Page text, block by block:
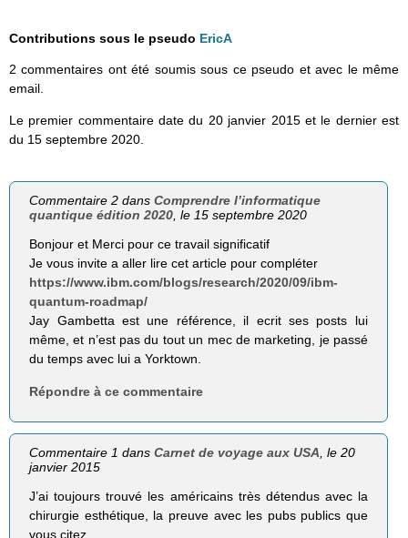
Contributions sous le pseudo EricA
2 commentaires ont été soumis sous ce pseudo et avec le même
email.
Le premier commentaire date du 20 janvier 2015 et le dernier est
du 15 septembre 2020.
Commentaire 2 dansComprendre l’informatique
quantique édition 2020, le 15 septembre 2020
Bonjour et Merci pour ce travail significatif
Je vous invite a aller lire cet article pour compléter
https://www.ibm.com/blogs/research/2020/09/ibm-
quantum-roadmap/
Jay Gambetta est une référence, il ecrit ses posts lui
même, et n’est pas du tout un mec de marketing, je passé
du temps avec lui a Yorktown.
Répondre à ce commentaire
Commentaire 1 dansCarnet de voyage aux USA , le 20
janvier 2015
J’ai toujours trouvé les américains très détendus avec la
chirurgie esthétique, la preuve avec les pubs publics que
vous citez.